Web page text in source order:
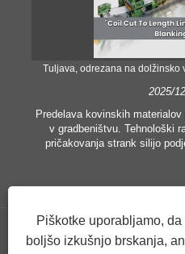
Tuljava, odrezana na dolžinsko
2025/
Predelava kovinskih
v gradbeništvu. Tehnološki
pričakovanja strank silijo
zadovoljevanje potreb
velike natančnosti in
rezanje tuljav na dolžino
tuljav.
Copyright ©GUANGZHOU
Piškotke uporabljamo,
boljšo izkušnjo brskanja,